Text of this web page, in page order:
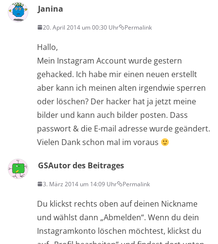
Janina
20. April 2014 um 00:30 Uhr Permalink
Hallo,
Mein Instagram Account wurde gestern
gehacked. Ich habe mir einen neuen erstellt
aber kann ich meinen alten irgendwie sperren
oder löschen? Der hacker hat ja jetzt meine
bilder und kann auch bilder posten. Dass
passwort & die E-mail adresse wurde geändert.
Vielen Dank schon mal im voraus
GSAutor des Beitrages
3. März 2014 um 14:09 Uhr Permalink
Du klickst rechts oben auf deinen Nickname
und wählst dann „Abmelden“. Wenn du dein
Instagramkonto löschen möchtest, klickst du